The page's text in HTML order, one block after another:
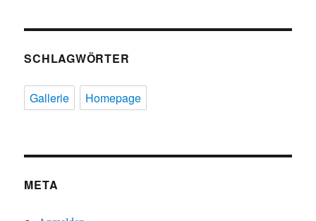
SCHLAGWÖRTER
Gallerie Homepage
META